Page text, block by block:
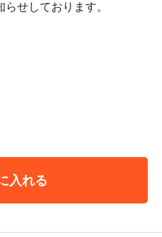
せしております。
入れる